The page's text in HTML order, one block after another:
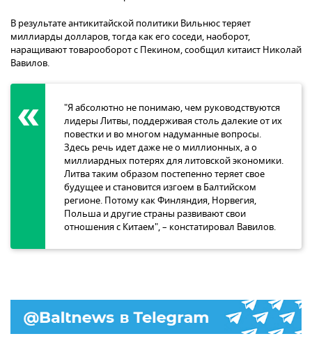
В результате антикитайской политики Вильнюс теряет
миллиарды долларов, тогда как его соседи, наоборот,
наращивают товарооборот с Пекином, сообщил китаист Николай
Вавилов.
"Я абсолютно не понимаю, чем руководствуются
лидеры Литвы, поддерживая столь далекие от их
повестки и во многом надуманные вопросы.
Здесь речь идет даже не о миллионных, а о
миллиардных потерях для литовской экономики.
Литва таким образом постепенно теряет свое
будущее и становится изгоем в Балтийском
регионе. Потому как Финляндия, Норвегия,
Польша и другие страны развивают свои
отношения с Китаем", – констатировал Вавилов.